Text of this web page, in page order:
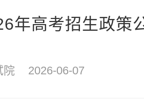
年高考招生政策
院 2026-06-07